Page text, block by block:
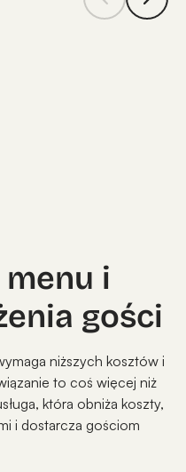
i
gości
niższych kosztów i
to coś więcej niż
która obniża koszty,
i dostarcza gościom